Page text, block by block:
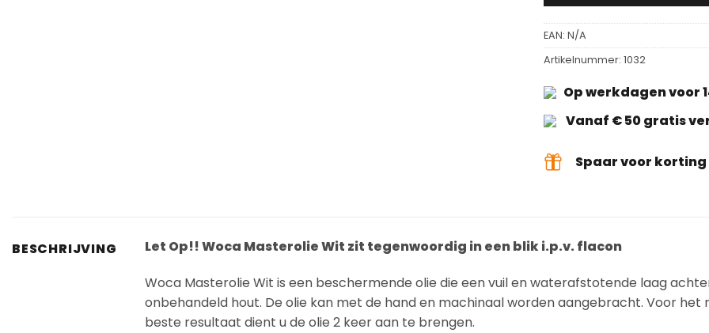
EAN: N/A
Artikelnummer: 1032
Op werkdagen voor
Vanaf € 50 gratis
Spaar voor
BESCHRIJVING
Let Op!! Woca Masterolie Wit zit tegenwoordig in een blik i.p.v. flacon
Woca Masterolie Wit is een beschermende olie die een vuil en waterafstotende laag
onbehandeld hout. De olie kan met de hand en machinaal worden aangebracht. Voor het
beste resultaat dient u de olie 2 keer aan te brengen.